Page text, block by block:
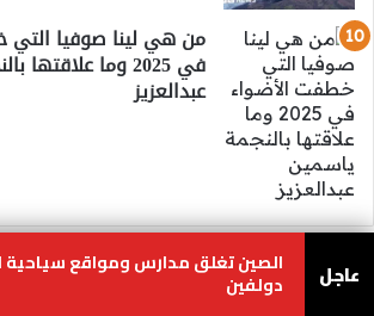
من هي لينا صوفيا التي
في 2025 وما
عبدالعزيز
عاجل الصين تغلق مدارس ومواقع سياحية
دولفين